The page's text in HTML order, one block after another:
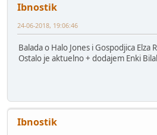
Ibnostik
24-06-2018, 19:06:46
Balada o Halo Jones i Gospodjica Elza
Ostalo je aktuelno + dodajem Enki
Ibnostik